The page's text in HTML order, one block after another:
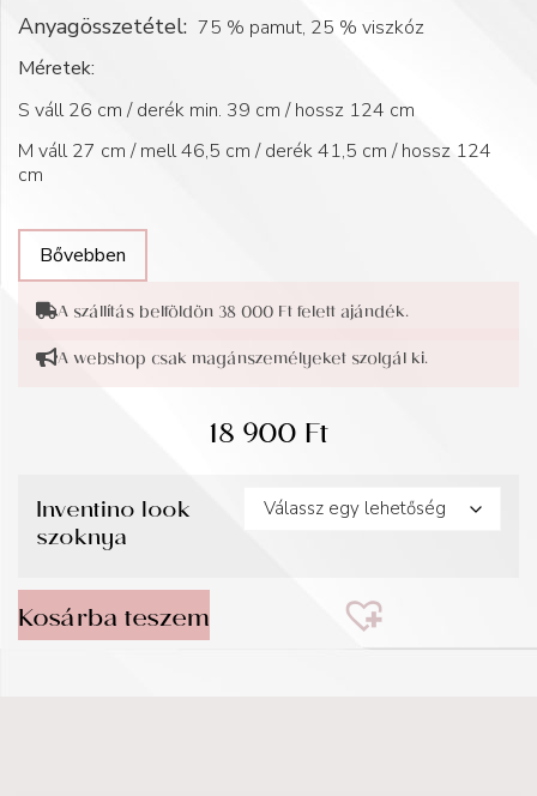
Anyagösszetétel: 75 % pamut, 25 % viszkóz
Méretek:
S váll 26 cm / derék min. 39 cm / hossz 124 cm
M váll 27 cm / mell 46,5 cm / derék 41,5 cm / hossz 124
cm
Bővebben
A szállítás belföldön 38 000 Ft felett ajándék.
A webshop csak magánszemélyeket szolgál ki.
18 900Ft
Inventino look
szoknya
Kosárba teszem